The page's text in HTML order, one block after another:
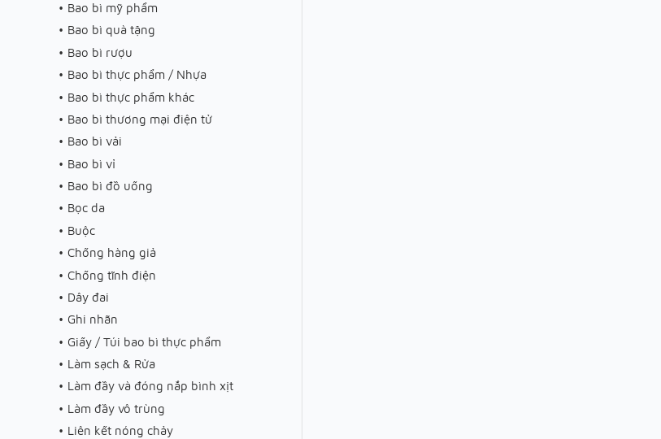
Bao bì mỹ phẩm
Bao bì quà tặng
Bao bì rượu
Bao bì thực phẩm / Nhựa
Bao bì thực phẩm khác
Bao bì thương mại điện tử
Bao bì vải
Bao bì vỉ
Bao bì đồ uống
Bọc da
Buộc
Chống hàng giả
Chống tĩnh điện
Dây đai
Ghi nhãn
Giấy / Túi bao bì thực phẩm
Làm sạch & Rửa
Làm đầy và đóng nắp bình xịt
Làm đầy vô trùng
Liên kết nóng chảy